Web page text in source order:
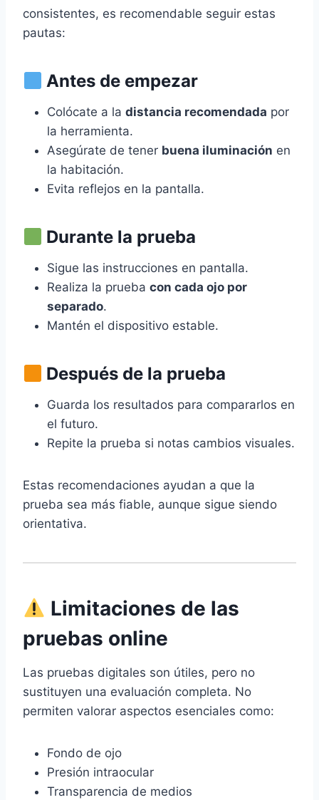
consistentes, es recomendable seguir estas
pautas:
Antes de empezar
Colócate a la distancia recomendada por
la herramienta.
Asegúrate de tener buena iluminación en
la habitación.
Evita reflejos en la pantalla.
Durante la prueba
Sigue las instrucciones en pantalla.
Realiza la prueba con cada ojo por
separado.
Mantén el dispositivo estable.
Después de la prueba
Guarda los resultados para compararlos en
el futuro.
Repite la prueba si notas cambios visuales.
Estas recomendaciones ayudan a que la
prueba sea más fiable, aunque sigue siendo
orientativa.
Limitaciones de las
pruebas online
Las pruebas digitales son útiles, pero no
sustituyen una evaluación completa. No
permiten valorar aspectos esenciales como:
Fondo de ojo
Presión intraocular
Transparencia de medios